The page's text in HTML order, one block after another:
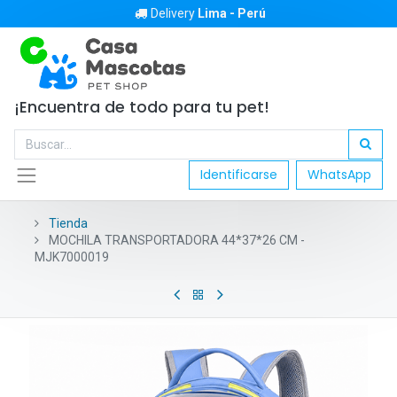
Delivery Lima - Perú
¡Encuentra de todo para tu pet!
Identificarse WhatsApp
Tienda
MOCHILA TRANSPORTADORA 44*37*26 CM -
MJK7000019